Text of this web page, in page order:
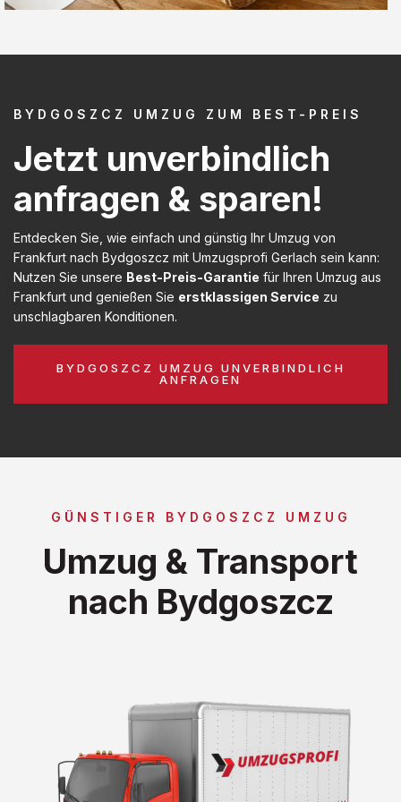
BYDGOSZCZ UMZUG ZUM BEST-PREIS
Jetzt unverbindlich
anfragen & sparen!
Entdecken Sie, wie einfach und günstig Ihr Umzug von
Frankfurt nach Bydgoszcz mit Umzugsprofi Gerlach sein kann:
Nutzen Sie unsere Best-Preis-Garantie für Ihren Umzug aus
Frankfurt und genießen Sie erstklassigen Service zu
unschlagbaren Konditionen.
BYDGOSZCZ UMZUG UNVERBINDLICH
ANFRAGEN
GÜNSTIGER BYDGOSZCZ UMZUG
Umzug & Transport
nach Bydgoszcz